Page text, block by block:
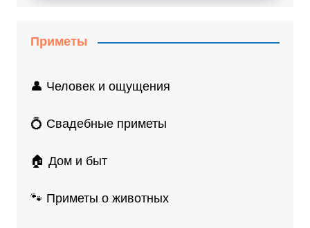
Приметы
👤 Человек и ощущения
💍 Свадебные приметы
🏠 Дом и быт
🐾 Приметы о животных